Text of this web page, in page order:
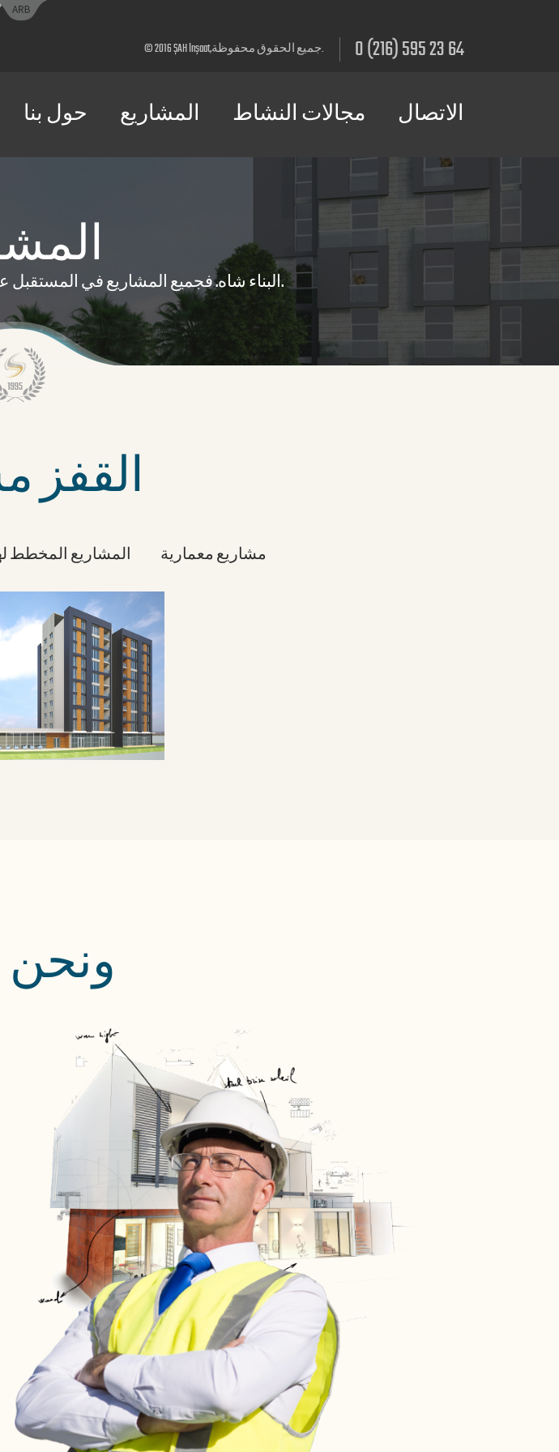
© 2016 ŞAH İnşaat,جميع الحقوق محفوظة.
0 (216) 595 23 64
حول بنا المشاريع مجالات النشاط الاتصال
البناء شاه. فجميع المشاريع في المستقبل على أساس قوي ومتين ويعمل لبناء تركيا.
القفز
المشاريع المخطط مشاريع معمارية
ونحن